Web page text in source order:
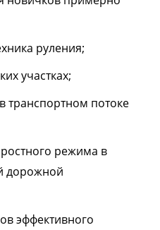
руления;
участках;
транспортном потоке
режима в
дорожной
эффективного